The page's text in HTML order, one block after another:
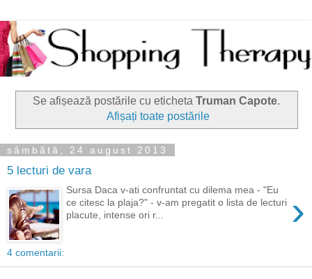
Se afișează postările cu eticheta Truman Capote.
Afișați toate postările
sâmbătă, 24 august 2013
5 lecturi de vara
›
Sursa Daca v-ati confruntat cu dilema mea - "Eu
ce citesc la plaja?" - v-am pregatit o lista de lecturi
placute, intense ori r...
4 comentarii: